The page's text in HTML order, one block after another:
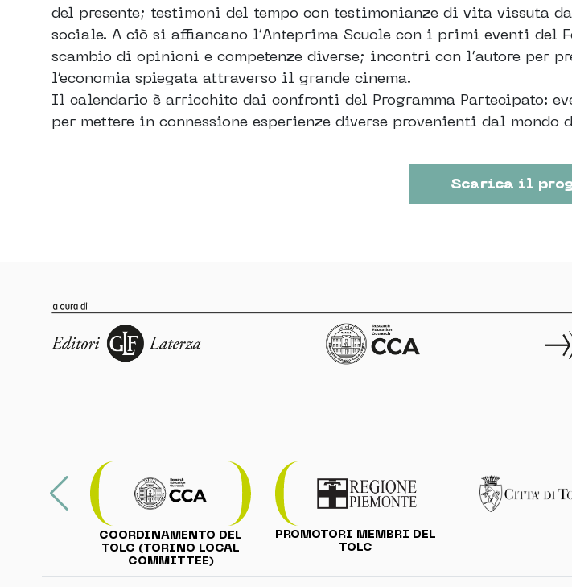
del presente; testimoni del tempo con testimonianze di vita vissuta
sociale. A ciò si affiancano l’Anteprima Scuole con i primi eventi
scambio di opinioni e competenze diverse; incontri con l’autore per
l’economia spiegata attraverso il grande cinema.
Il calendario è arricchito dai confronti del Programma Partecipato:
per mettere in connessione esperienze diverse provenienti dal
Scarica il
COORDINAMENTO DEL
TOLC (TORINO LOCAL
COMMITTEE)
PROMOTORI MEMBRI DEL
TOLC